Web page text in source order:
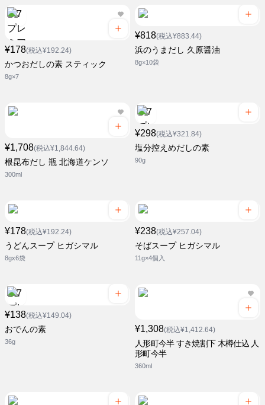
¥178(税込¥192.24)
かつおだしの素 スティック
8g×7
¥818(税込¥883.44)
浜のうまだし 久原醤油
8g×10袋
¥1,708(税込¥1,844.64)
根昆布だし 瓶 北海道ケンソ
300ml
¥298(税込¥321.84)
塩分控えめだしの素
90g
¥178(税込¥192.24)
うどんスープ ヒガシマル
8gx6袋
¥238(税込¥257.04)
そばスープ ヒガシマル
11g×4個入
¥138(税込¥149.04)
おでんの素
36g
¥1,308(税込¥1,412.64)
人形町今半 すき焼割下 木樽仕込 人
形町今半
360ml